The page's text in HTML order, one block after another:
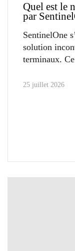
Quel est le
par
SentinelOne
solution
terminaux.
25 juillet 2026